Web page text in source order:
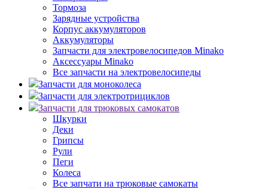
Тормоза
Зарядные устройства
Корпус аккумуляторов
Аккумуляторы
Запчасти для электровелосипедов Minako
Аксессуары Minako
Все запчасти на электровелосипеды
Запчасти для моноколеса
Запчасти для электротрициклов
Запчасти для трюковых самокатов
Шкурки
Деки
Грипсы
Рули
Пеги
Колеса
Все запчати на трюковые самокаты